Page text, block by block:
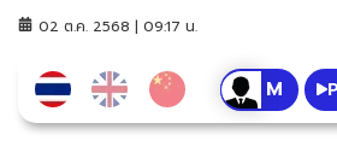
02 ต.ค. 2568 | 09:17 น.